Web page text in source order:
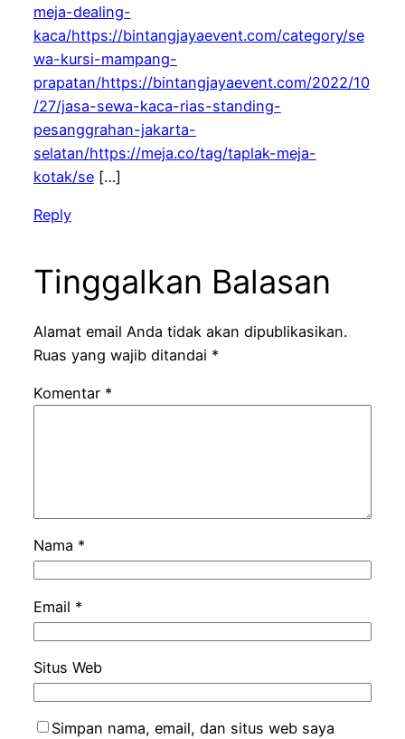
meja-dealing-
kaca/https://bintangjayaevent.com/category/se
wa-kursi-mampang-
prapatan/https://bintangjayaevent.com/2022/10
/27/jasa-sewa-kaca-rias-standing-
pesanggrahan-jakarta-
selatan/https://meja.co/tag/taplak-meja-
kotak/se[…]
Reply
Tinggalkan Balasan
Alamat email Anda tidak akan dipublikasikan.
Ruas yang wajib ditandai *
Komentar *
Nama *
Email *
Situs Web
Simpan nama, email, dan situs web saya